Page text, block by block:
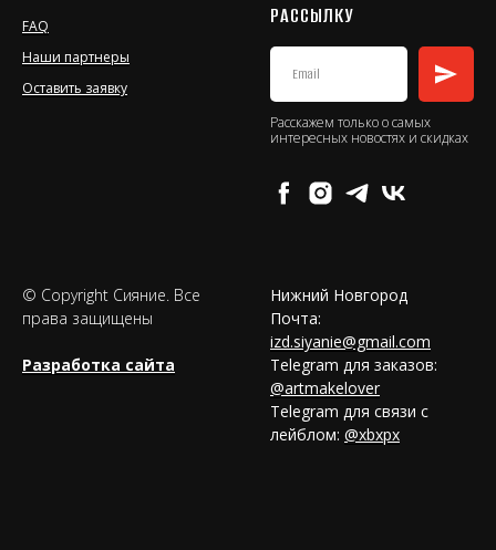
FAQ
Наши партнеры
Оставить заявку
РАССЫЛКУ
Расскажем только о самых
интересных новостях и скидках
© Copyright Сияние. Все
права защищены
Разработка сайта
Нижний Новгород
Почта:
izd.siyanie@gmail.com
Telegram для заказов:
@artmakelover
Telegram для связи с
лейблом: @xbxpx